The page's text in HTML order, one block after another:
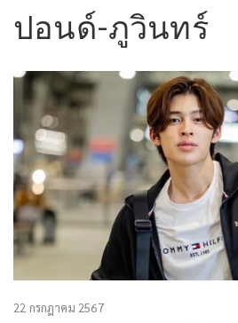
ปอนด์-ภูวินทร์
22 กรกฎาคม 2567